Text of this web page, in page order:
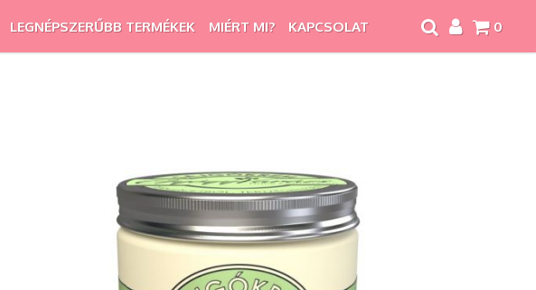
0
LEGNÉPSZERŰBB TERMÉKEK MIÉRT MI? KAPCSOLAT